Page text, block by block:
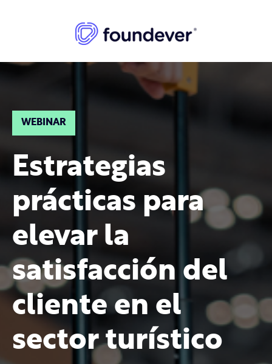
WEBINAR
Estrategias
prácticas para
elevar la
satisfacción del
cliente en el
sector turístico